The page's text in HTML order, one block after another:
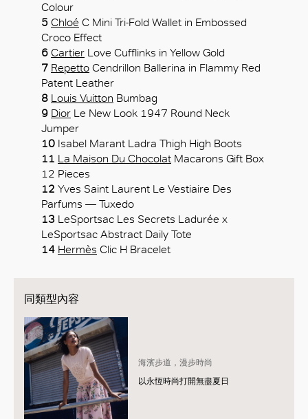
Colour
5 Chloé C Mini Tri-Fold Wallet in Embossed
Croco Effect
6 Cartier Love Cufflinks in Yellow Gold
7 Repetto Cendrillon Ballerina in Flammy Red
Patent Leather
8 Louis Vuitton Bumbag
9 Dior Le New Look 1947 Round Neck
Jumper
10 Isabel Marant Ladra Thigh High Boots
11 La Maison Du Chocolat Macarons Gift Box
12 Pieces
12 Yves Saint Laurent Le Vestiaire Des
Parfums — Tuxedo
13 LeSportsac Les Secrets Ladurée x
LeSportsac Abstract Daily Tote
14 Hermès Clic H Bracelet
同類型內容
海濱步道，漫步時尚
以永恆時尚打開無盡夏日
好